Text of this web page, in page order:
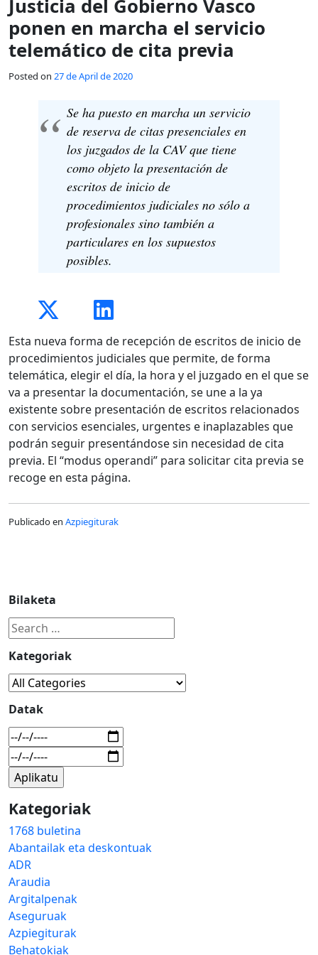
Justicia del Gobierno Vasco
ponen en marcha el servicio
telemático de cita previa
Posted on 27 de April de 2020
Se ha puesto en marcha un servicio
de reserva de citas presenciales en
los juzgados de la CAV que tiene
como objeto la presentación de
escritos de inicio de
procedimientos judiciales no sólo a
profesionales sino también a
particulares en los supuestos
posibles.
Esta nueva forma de recepción de escritos de inicio de
procedimientos judiciales que permite, de forma
telemática, elegir el día, la hora y el juzgado en el que se
va a presentar la documentación, se une a la ya
existente sobre presentación de escritos relacionados
con servicios esenciales, urgentes e inaplazables que
podrán seguir presentándose sin necesidad de cita
previa. El “modus operandi” para solicitar cita previa se
recoge en esta página.
Publicado en Azpiegiturak
Bilaketa
Kategoriak
Datak
Kategoriak
1768 buletina
Abantailak eta deskontuak
ADR
Araudia
Argitalpenak
Aseguruak
Azpiegiturak
Behatokiak